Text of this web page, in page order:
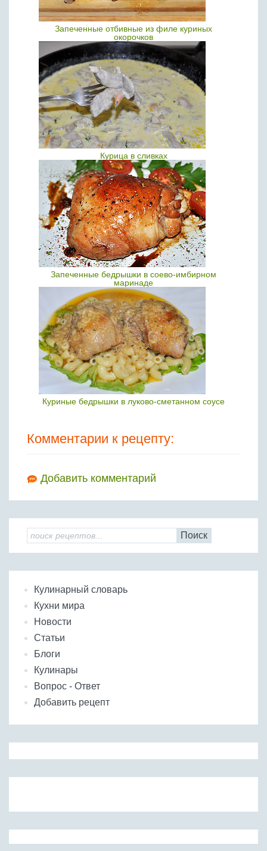
Запеченные отбивные из филе куриных
окорочков
Курица в сливках
Запеченные бедрышки в соево-имбирном
маринаде
Куриные бедрышки в луково-сметанном соусе
Комментарии к рецепту:
Добавить комментарий
Поиск
Кулинарный словарь
Кухни мира
Новости
Статьи
Блоги
Кулинары
Вопрос - Ответ
Добавить рецепт